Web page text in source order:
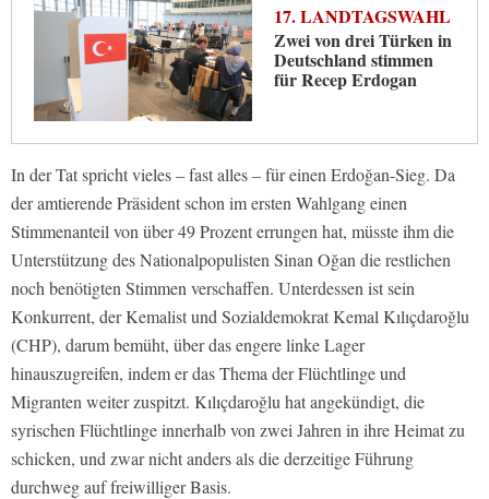
17. LANDTAGSWAHL
Zwei von drei Türken in
Deutschland stimmen
für Recep Erdogan
In der Tat spricht vieles – fast alles – für einen Erdoğan-Sieg. Da
der amtierende Präsident schon im ersten Wahlgang einen
Stimmenanteil von über 49 Prozent errungen hat, müsste ihm die
Unterstützung des Nationalpopulisten Sinan Oğan die restlichen
noch benötigten Stimmen verschaffen. Unterdessen ist sein
Konkurrent, der Kemalist und Sozialdemokrat Kemal Kılıçdaroğlu
(CHP), darum bemüht, über das engere linke Lager
hinauszugreifen, indem er das Thema der Flüchtlinge und
Migranten weiter zuspitzt. Kılıçdaroğlu hat angekündigt, die
syrischen Flüchtlinge innerhalb von zwei Jahren in ihre Heimat zu
schicken, und zwar nicht anders als die derzeitige Führung
durchweg auf freiwilliger Basis.